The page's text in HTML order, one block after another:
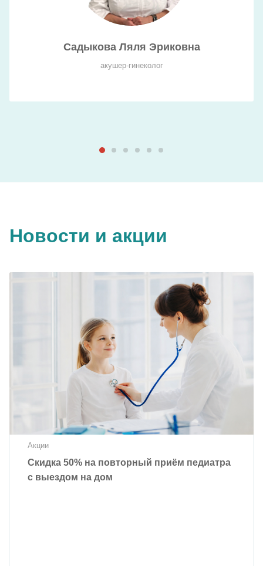
Садыкова Ляля Эриковна
акушер-гинеколог
Новости и акции
Акции
Скидка 50% на повторный приём педиатра
с выездом на дом